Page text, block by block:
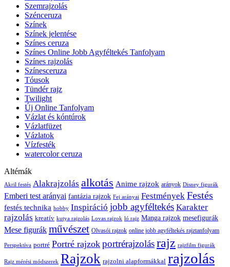
Szemrajzolás
Szénceruza
Színek
Színek jelentése
Színes ceruza
Színes Online Jobb Agyféltekés Tanfolyam
Színes rajzolás
Színesceruza
Tóusok
Tündér rajz
Twilight
Új Online Tanfolyam
Vázlat és kóntúrok
Vázlatfüzet
Vázlatok
Vízfesték
watercolor ceruza
Altémák
Akril festés Alakrajzolás alkotás Anime rajzok arányok Disney figurák
Emberi test arányai fantázia rajzok Fej arányai Festmények Festés
festés technika hobby Inspiráció jobb agyféltekés Karakter
rajzolás kreatív kutya rajzolás Lovas rajzok ló rajz Manga rajzok mesefigurák
Mese figurák művészet Olvasói rajzok online jobb agyféltekés rajztanfolyam
Perspektíva portré Portré rajzok portrérajzolásrajz rajzfilm figurák
Rajz mérési módszerek Rajzok rajzolni alapformákkal rajzolás